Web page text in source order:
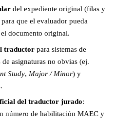
del expediente original (filas y
que el evaluador pueda
documento original.
traductorpara sistemas de
asignaturas no obvias (ej.
Study, Major / Minor) y
del traductor jurado:
número de habilitación MAEC y